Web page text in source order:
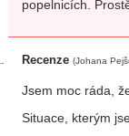
popelnicích.
Recenze (Johana
Jsem moc ráda,
Situace, kterým